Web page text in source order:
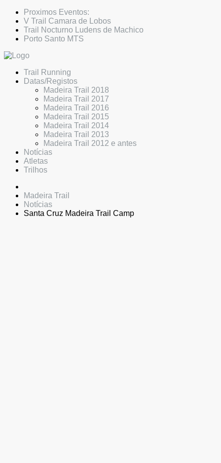
Proximos Eventos:
V Trail Camara de Lobos
Trail Nocturno Ludens de Machico
Porto Santo MTS
Trail Running
Datas/Registos
Madeira Trail 2018
Madeira Trail 2017
Madeira Trail 2016
Madeira Trail 2015
Madeira Trail 2014
Madeira Trail 2013
Madeira Trail 2012 e antes
Notícias
Atletas
Trilhos
Madeira Trail
Notícias
Santa Cruz Madeira Trail Camp